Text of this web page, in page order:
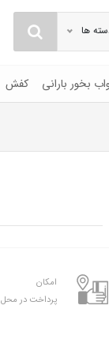
ها
بخور بارانی کفش
امکان
پرداخت در محل